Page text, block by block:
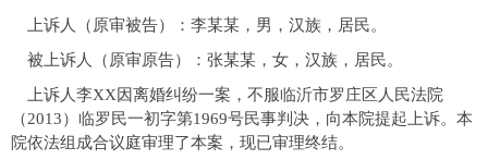
上诉人（原审被告）：李某某，男，汉族，居民。
被上诉人（原审原告）：张某某，女，汉族，居民。
上诉人李XX因离婚纠纷一案，不服临沂市罗庄区人民法院
（2013）临罗民一初字第1969号民事判决，向本院提起上诉。本
院依法组成合议庭审理了本案，现已审理终结。